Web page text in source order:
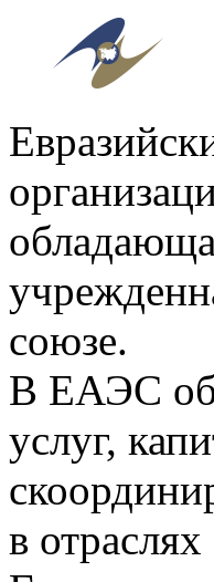
союзе.
В ЕАЭС
услуг,
в